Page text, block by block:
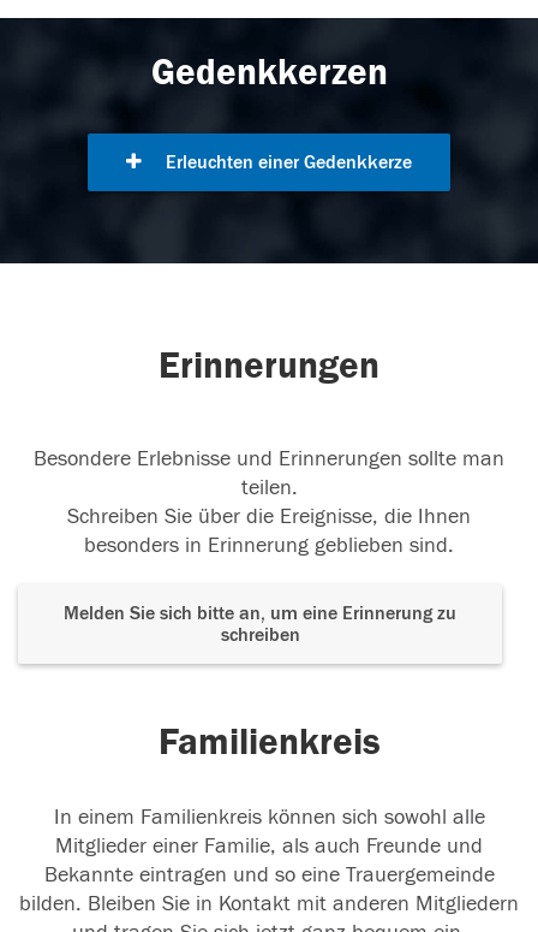
Gedenkkerzen
Erleuchten einer Gedenkkerze
Erinnerungen
Besondere Erlebnisse und Erinnerungen sollte man
teilen.
Schreiben Sie über die Ereignisse, die Ihnen
besonders in Erinnerung geblieben sind.
Melden Sie sich bitte an, um eine Erinnerung zu
schreiben
Familienkreis
In einem Familienkreis können sich sowohl alle
Mitglieder einer Familie, als auch Freunde und
Bekannte eintragen und so eine Trauergemeinde
bilden. Bleiben Sie in Kontakt mit anderen Mitgliedern